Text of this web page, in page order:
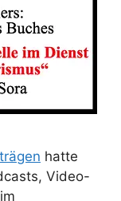
hatte
Video-